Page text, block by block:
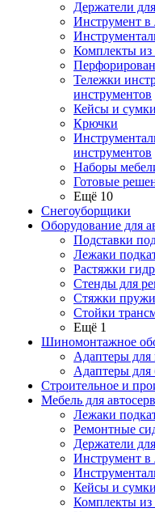
Держатели
Инструмент в
Комплекты из
Тележки
инструментов
Кейсы и
Крючки
инструментов
Наборы
Готовые
Ещё 10
Снегоуборщики
Оборудование для
Подставки
Лежаки
Растяжки
Стенды для
Стяжки
Стойки
Ещё 1
Шиномонтажное
Адаптеры
Адаптеры для
Строительное и
Мебель для
Лежаки
Ремонтные
Держатели
Инструмент в
Кейсы и
Комплекты из